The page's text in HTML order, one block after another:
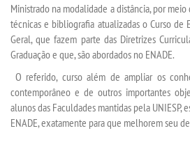
SEGUNDA GRADUAÇÃO
MATRÍCULA
EDITAL
Ministrado na modalidade a distância, por
técnicas e bibliografia atualizadas o Curso de
Geral, que fazem parte das Diretrizes
Graduação e que, são abordados no ENADE.
O referido, curso além de ampliar os
contemporâneo e de outros importantes
alunos das Faculdades mantidas pela UNIESP,
ENADE, exatamente para que melhorem seu